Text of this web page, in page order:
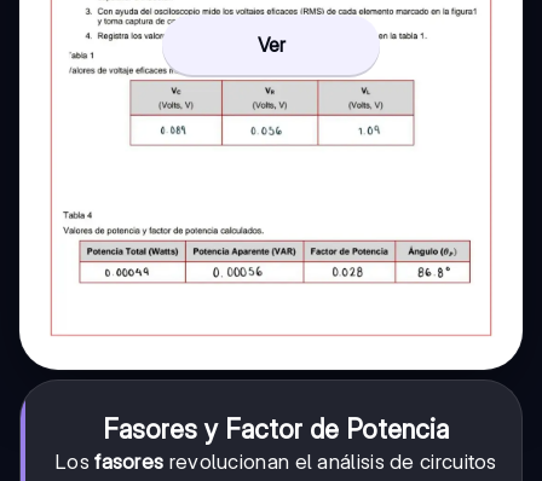
Ver
Fasores y Factor de Potencia
Losfasores revolucionan el análisis de circuitos